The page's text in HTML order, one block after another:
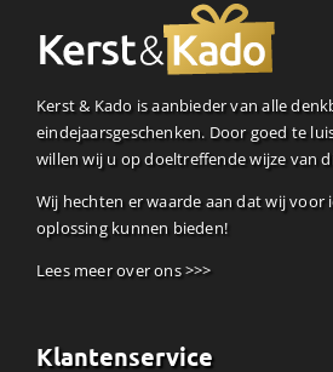
Kerst & Kado is aanbieder van alle
eindejaarsgeschenken. Door goed te
willen wij u op doeltreffende wijze van
Wij hechten er waarde aan dat wij voor
oplossing kunnen bieden!
Lees meer over ons >>>
Klantenservice